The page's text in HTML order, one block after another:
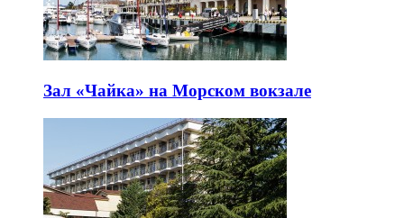
Зал «Чайка» на Морском вокзале